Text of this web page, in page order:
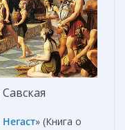
» (Книга о